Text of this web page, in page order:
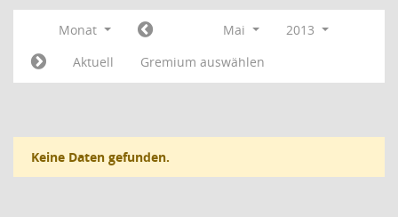
Monat Mai
2013
Aktuell
Gremium auswählen
Keine Daten gefunden.